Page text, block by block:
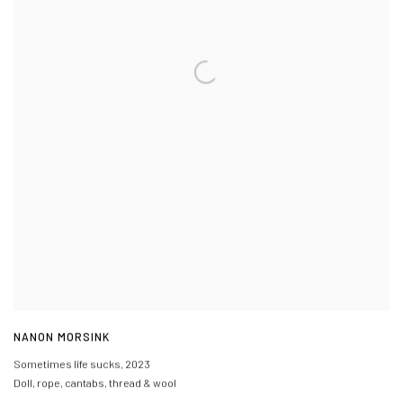
NANON MORSINK
Sometimes life sucks, 2023
Doll, rope, cantabs, thread & wool